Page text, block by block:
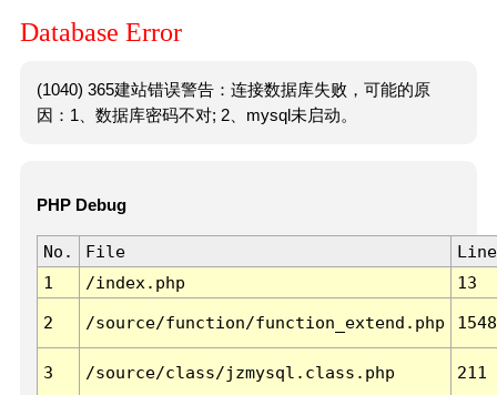
Database Error
(1040) 365建站错误警告：连接数据库失败，可能的原
因：1、数据库密码不对; 2、mysql未启动。
PHP Debug
No. File
Line
1
/index.php 13
2 /source/function/function_extend.php 1548
3 /source/class/jzmysql.class.php 211